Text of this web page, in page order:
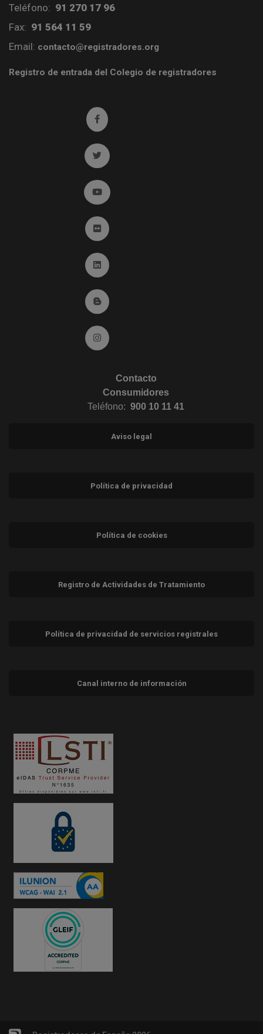
Teléfono: 91 270 17 96
Fax: 91 564 11 59
Email: contacto@registradores.org
Registro de entrada del Colegio de registradores
Ir a facebook (abre en ventana nueva)
Ir a twitter (abre en ventana nueva)
Ir a YouTube (abre en ventana nueva)
Ir a Flickr (abre en ventana nueva)
Ir a Linkedin (abre en ventana nueva)
Ir al Blog (abre en ventana nueva)
Ir a Instagram (abre en ventana nueva)
Contacto
Consumidores
Teléfono: 900 10 11 41
Aviso legal
Política de privacidad
Política de cookies
Registro de Actividades de Tratamiento
Política de privacidad de servicios registrales
Canal interno de información